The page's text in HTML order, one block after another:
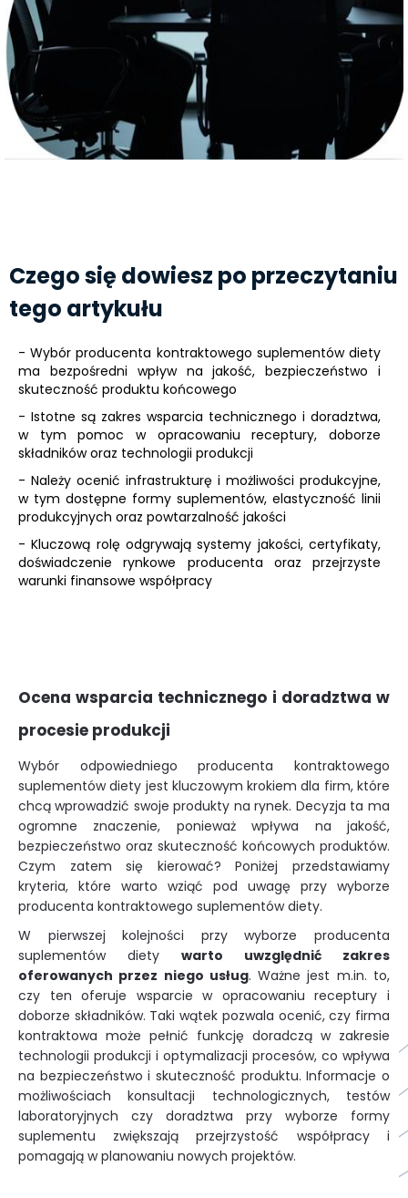
Czego się dowiesz po przeczytaniu
tego artykułu
- Wybór producenta kontraktowego suplementów diety
ma bezpośredni wpływ na jakość, bezpieczeństwo i
skuteczność produktu końcowego
- Istotne są zakres wsparcia technicznego i doradztwa,
w tym pomoc w opracowaniu receptury, doborze
składników oraz technologii produkcji
- Należy ocenić infrastrukturę i możliwości produkcyjne,
w tym dostępne formy suplementów, elastyczność linii
produkcyjnych oraz powtarzalność jakości
- Kluczową rolę odgrywają systemy jakości, certyfikaty,
doświadczenie rynkowe producenta oraz przejrzyste
warunki finansowe współpracy
Ocena wsparcia technicznego i doradztwa w
procesie produkcji
Wybór odpowiedniego producenta kontraktowego
suplementów diety jest kluczowym krokiem dla firm, które
chcą wprowadzić swoje produkty na rynek. Decyzja ta ma
ogromne znaczenie, ponieważ wpływa na jakość,
bezpieczeństwo oraz skuteczność końcowych produktów.
Czym zatem się kierować? Poniżej przedstawiamy
kryteria, które warto wziąć pod uwagę przy wyborze
producenta kontraktowego suplementów diety.
W pierwszej kolejności przy wyborze producenta
suplementów diety warto uwzględnić zakres
oferowanych przez niego usług. Ważne jest m.in. to,
czy ten oferuje wsparcie w opracowaniu receptury i
doborze składników. Taki wątek pozwala ocenić, czy firma
kontraktowa może pełnić funkcję doradczą w zakresie
technologii produkcji i optymalizacji procesów, co wpływa
na bezpieczeństwo i skuteczność produktu. Informacje o
możliwościach konsultacji technologicznych, testów
laboratoryjnych czy doradztwa przy wyborze formy
suplementu zwiększają przejrzystość współpracy i
pomagają w planowaniu nowych projektów.